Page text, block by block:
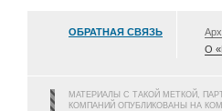
ОБРАТНАЯ СВЯЗЬ
О
МАТЕРИАЛЫ С ТАКОЙ МЕТКОЙ,
КОМПАНИЙ ОПУБЛИКОВАНЫ НА